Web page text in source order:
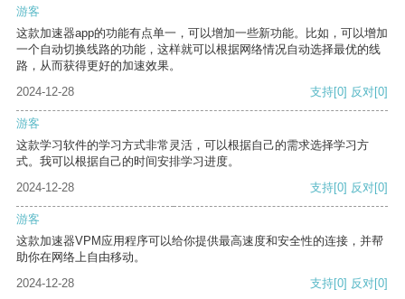
游客
这款加速器app的功能有点单一，可以增加一些新功能。比如，可以增加
一个自动切换线路的功能，这样就可以根据网络情况自动选择最优的线
路，从而获得更好的加速效果。
2024-12-28
支持[0] 反对[0]
游客
这款学习软件的学习方式非常灵活，可以根据自己的需求选择学习方
式。我可以根据自己的时间安排学习进度。
2024-12-28
支持[0] 反对[0]
游客
这款加速器VPM应用程序可以给你提供最高速度和安全性的连接，并帮
助你在网络上自由移动。
2024-12-28
支持[0] 反对[0]